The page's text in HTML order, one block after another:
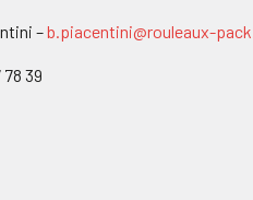
–b.piacentini@rouleaux-
39